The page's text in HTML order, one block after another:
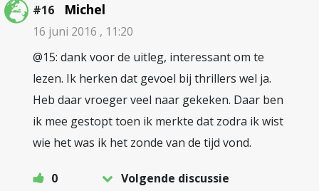
#16 Michel
16 juni 2016 , 11:20
@15: dank voor de uitleg, interessant om te
lezen. Ik herken dat gevoel bij thrillers wel ja.
Heb daar vroeger veel naar gekeken. Daar ben
ik mee gestopt toen ik merkte dat zodra ik wist
wie het was ik het zonde van de tijd vond.
0
Volgende discussie